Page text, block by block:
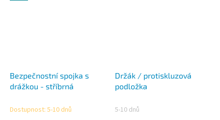
Bezpečnostní spojka s
drážkou - stříbrná
Dostupnost: 5-10 dnů
Držák / protiskluzová
podložka
5-10 dnů